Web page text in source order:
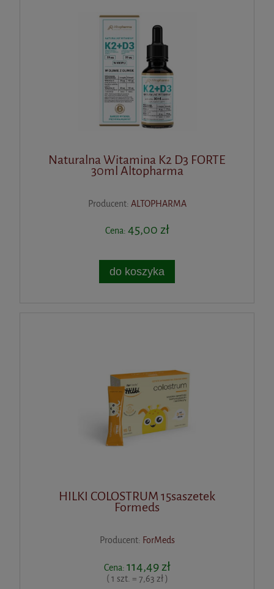
Naturalna Witamina K2 D3 FORTE
30ml Altopharma
Producent: ALTOPHARMA
Cena: 45,00 zł
do koszyka
HILKI COLOSTRUM 15saszetek
Formeds
Producent: ForMeds
Cena: 114,49 zł
( 1 szt. = 7,63 zł )